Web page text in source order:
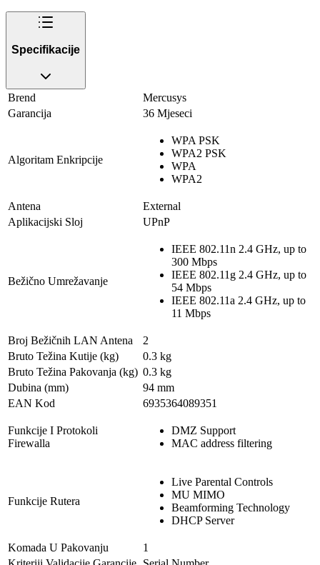
Specifikacije
Brend
Mercusys
Garancija
36 Mjeseci
Algoritam Enkripcije
WPA PSK
WPA2 PSK
WPA
WPA2
Antena
External
Aplikacijski Sloj
UPnP
Bežično Umrežavanje
IEEE 802.11n 2.4 GHz, up to
300 Mbps
IEEE 802.11g 2.4 GHz, up to
54 Mbps
IEEE 802.11a 2.4 GHz, up to
11 Mbps
Broj Bežičnih LAN Antena
2
Bruto Težina Kutije (kg)
0.3 kg
Bruto Težina Pakovanja (kg) 0.3 kg
Dubina (mm)
94 mm
EAN Kod
6935364089351
Funkcije I Protokoli
Firewalla
DMZ Support
MAC address filtering
Funkcije Rutera
Live Parental Controls
MU MIMO
Beamforming Technology
DHCP Server
Komada U Pakovanju
1